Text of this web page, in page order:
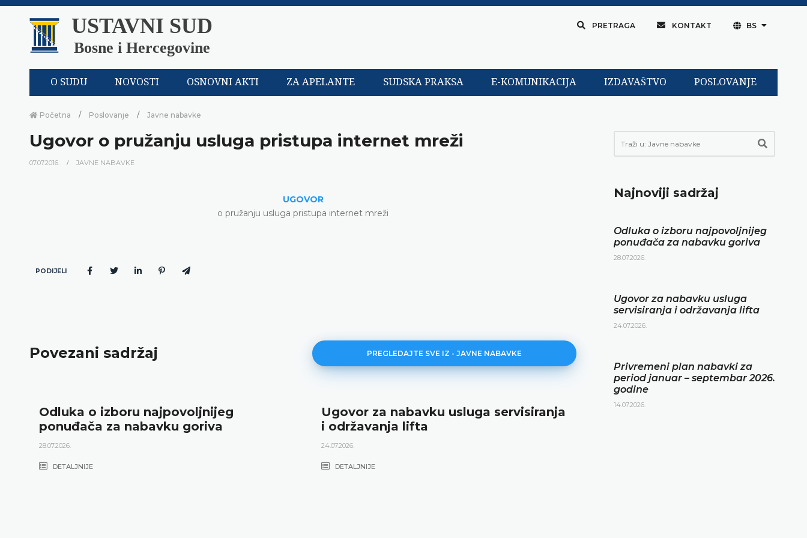
USTAVNI SUD
Bosne i Hercegovine
PRETRAGA KONTAKT BS
O SUDU NOVOSTI OSNOVNI AKTI ZA APELANTE SUDSKA PRAKSA E-KOMUNIKACIJA IZDAVAŠTVO POSLOVANJE
Početna Poslovanje Javne nabavke
Ugovor o pružanju usluga pristupa internet mreži
07.07.2016. JAVNE NABAVKE
UGOVOR
o pružanju usluga pristupa internet mreži
PODIJELI
Povezani sadržaj PREGLEDAJTE SVE IZ - JAVNE NABAVKE
Odluka o izboru najpovoljnijeg
ponuđača za nabavku goriva
28.07.2026.
DETALJNIJE
Ugovor za nabavku usluga servisiranja
i održavanja lifta
24.07.2026.
DETALJNIJE
Privremeni plan nabavki za
Najnoviji sadržaj
Odluka o izboru najpovoljnijeg
ponuđača za nabavku goriva
28.07.2026.
Ugovor za nabavku usluga
servisiranja i održavanja lifta
24.07.2026.
Privremeni plan nabavki za
period januar – septembar 2026.
godine
14.07.2026.